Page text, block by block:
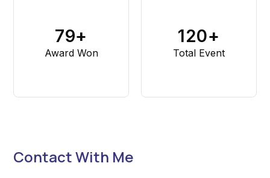
79+
Award Won
120+
Total Event
Contact With Me